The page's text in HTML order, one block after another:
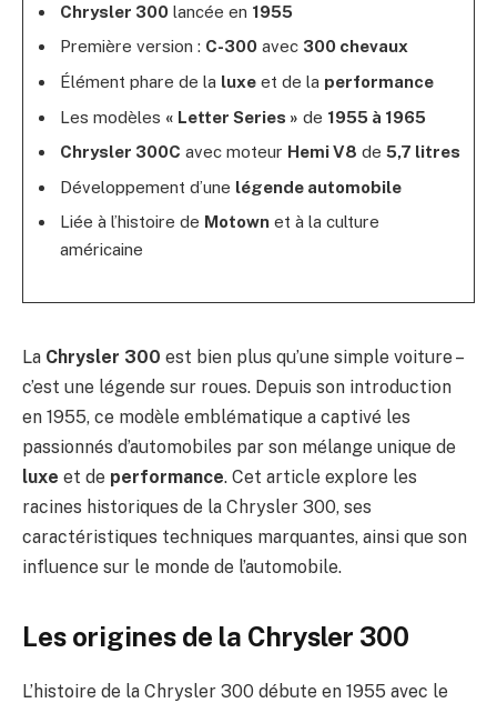
Chrysler 300lancée en 1955
Première version : C-300avec 300 chevaux
Élément phare de la luxeet de la performance
Les modèles « Letter Series » de 1955 à 1965
Chrysler 300C avec moteur Hemi V8 de 5,7 litres
Développement d’une légende automobile
Liée à l’histoire de Motownet à la culture
américaine
La Chrysler 300 est bien plus qu’une simple voiture –
c’est une légende sur roues. Depuis son introduction
en 1955, ce modèle emblématique a captivé les
passionnés d’automobiles par son mélange unique de
luxe et de performance. Cet article explore les
racines historiques de la Chrysler 300, ses
caractéristiques techniques marquantes, ainsi que son
influence sur le monde de l’automobile.
Les origines de la Chrysler 300
L’histoire de la Chrysler 300 débute en 1955 avec le